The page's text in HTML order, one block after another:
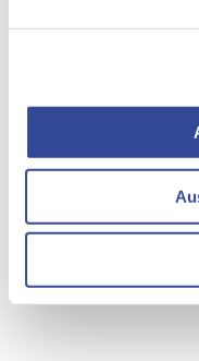
Wirtschaftsförderung
WEITERE